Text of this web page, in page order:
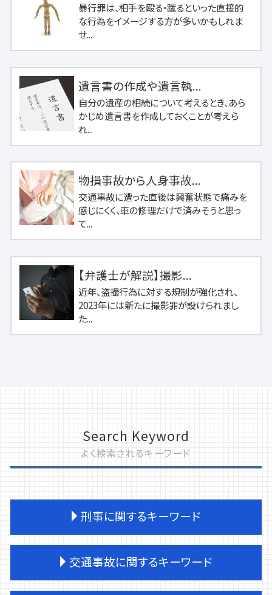
暴行罪は、相手を殴る・蹴るといった直接的
な行為をイメージする方が多いかもしれま
せ...
遺言書の作成や遺言執...
自分の遺産の相続について考えるとき、あら
かじめ遺言書を作成しておくことが考えら
れ...
物損事故から人身事故...
交通事故に遭った直後は興奮状態で痛みを
感じにくく、車の修理だけで済みそうと思っ
て...
【弁護士が解説】撮影...
近年、盗撮行為に対する規制が強化され、
2023年には新たに撮影罪が設けられまし
た...
Search Keyword
よく検索されるキーワード
刑事に関するキーワード
刑事事件 時効 何年
刑事事件
交通事故に関するキーワード